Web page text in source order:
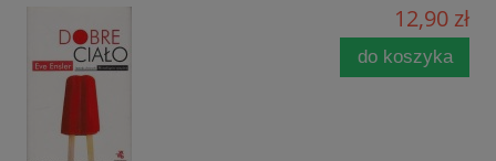
12,90 zł
do koszyka